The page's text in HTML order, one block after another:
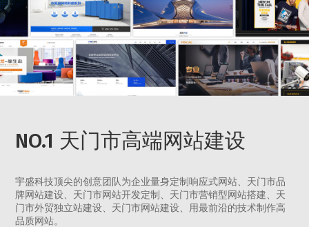
NO.1 天门市高端网站建设
宇盛科技顶尖的创意团队为企业量身定制响应式网站、天门市品
牌网站建设、天门市网站开发定制、天门市营销型网站搭建、天
门市外贸独立站建设、天门市网站建设、用最前沿的技术制作高
品质网站。